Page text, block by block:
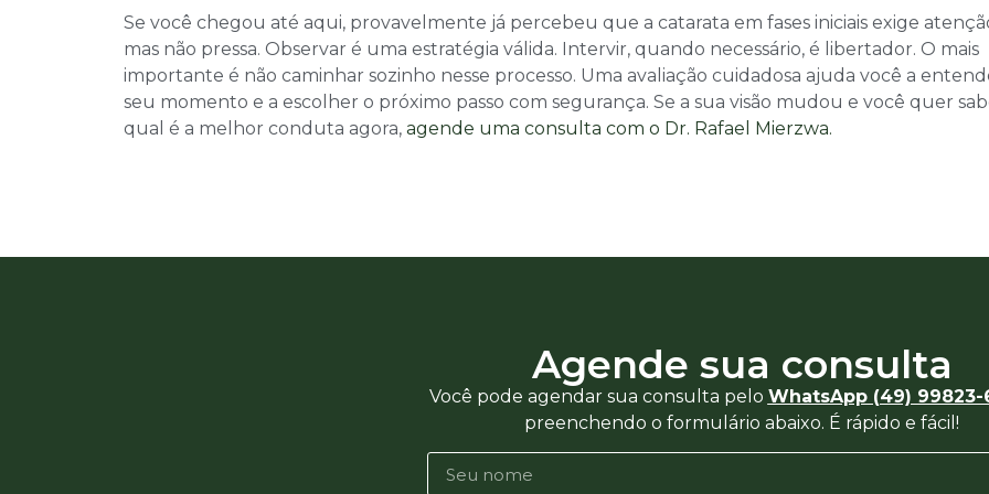
Se você chegou até aqui, provavelmente já percebeu que a catarata em fases iniciais exige
mas não pressa. Observar é uma estratégia válida. Intervir, quando necessário, é libertador. O mais
importante é não caminhar sozinho nesse processo. Uma avaliação cuidadosa ajuda você a
seu momento e a escolher o próximo passo com segurança. Se a sua visão mudou e você quer
qual é a melhor conduta agora, agende uma consulta com o Dr. Rafael Mierzwa.
Agende sua consulta
Você pode agendar sua consulta pelo WhatsApp (49) 99823-
preenchendo o formulário abaixo. É rápido e fácil!